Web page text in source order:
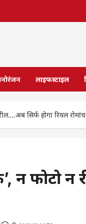
लाइफस्टाइल
सिर्फ होगा रियल रोमांच
न फोटो